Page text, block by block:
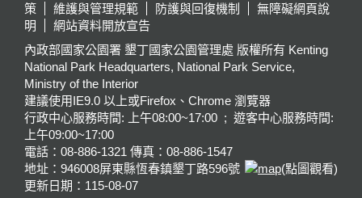
策
維護與管理規範 防護與回復機制
無障礙網頁說
明
網站資料開放宣告
內政部國家公園署 墾丁國家公園管理處 版權所有 Kenting
National Park Headquarters, National Park Service,
Ministry of the Interior
建議使用IE9.0 以上或Firefox、Chrome 瀏覽器
行政中心服務時間: 上午08:00~17:00 ; 遊客中心服務時間:
上午09:00~17:00
電話：08-886-1321 傳真：08-886-1547
地址：946008屏東縣恆春鎮墾丁路596號
(點圖觀看)
更新日期： 115-08-07